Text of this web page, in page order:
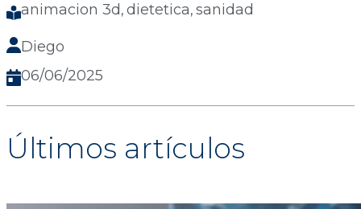
animacion 3d , dietetica, sanidad
Diego
06/06/2025
Últimos artículos